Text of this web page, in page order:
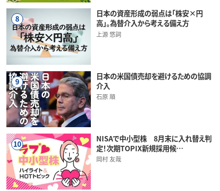
8
日本の資産形成の弱点は「株安×円
高」。為替介入から考える備え方
上源 悠詞
9
日本の米国債売却を避けるための協調
介入
石原 順
10
NISAで中小型株 8月末に入れ替え判
定！次期TOPIX新規採用候…
岡村 友哉